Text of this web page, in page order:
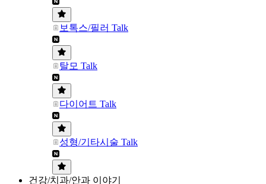
보톡스/필러 Talk
탈모 Talk
다이어트 Talk
성형/기타시술 Talk
건강/치과/안과 이야기